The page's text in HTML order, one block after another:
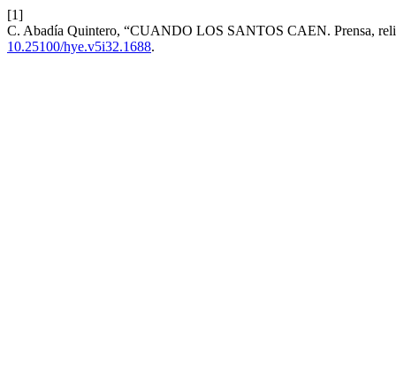
[1]
C. Abadía Quintero, “CUANDO LOS SANTOS CAEN. Prensa,
10.25100/hye.v5i32.1688.